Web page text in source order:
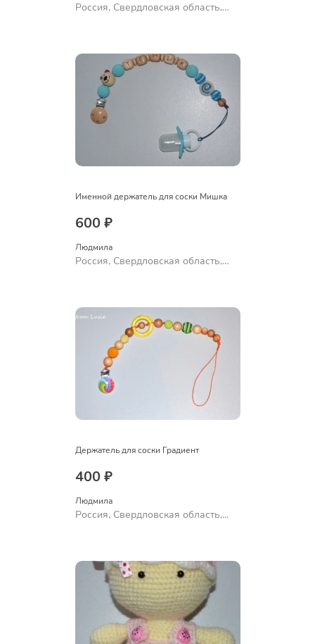
Россия, Свердловская область,
Именной держатель для соски Мишка
600 ₽
Людмила
Россия, Свердловская область,
Держатель для соски Градиент
400 ₽
Людмила
Россия, Свердловская область,